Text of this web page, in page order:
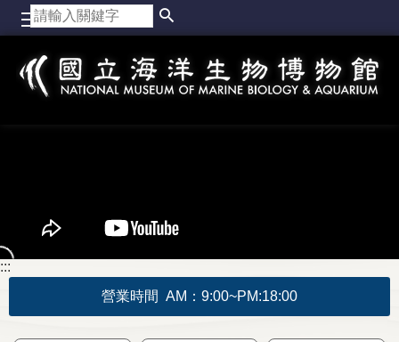
跳到主要內容區塊
:::
營業時間 AM：9:00~PM:18:00